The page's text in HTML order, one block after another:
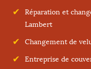
Réparation et
Lambert
Changement de
Entreprise de